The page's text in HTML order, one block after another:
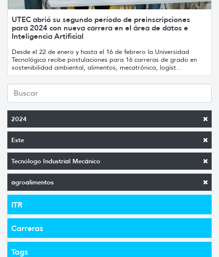
2024
Este
Tecnólogo Industrial Mecánico
agroalimentos
ITR
Carreras
Tags
UTEC abrió su segundo período de preinscripciones
para 2024 con nueva carrera en el área de datos e
Inteligencia Artificial
Desde el 22 de enero y hasta el 16 de febrero la Universidad
Tecnológica recibe postulaciones para 16 carreras de grado en
sostenibilidad ambiental, alimentos, mecatrónica, logíst...